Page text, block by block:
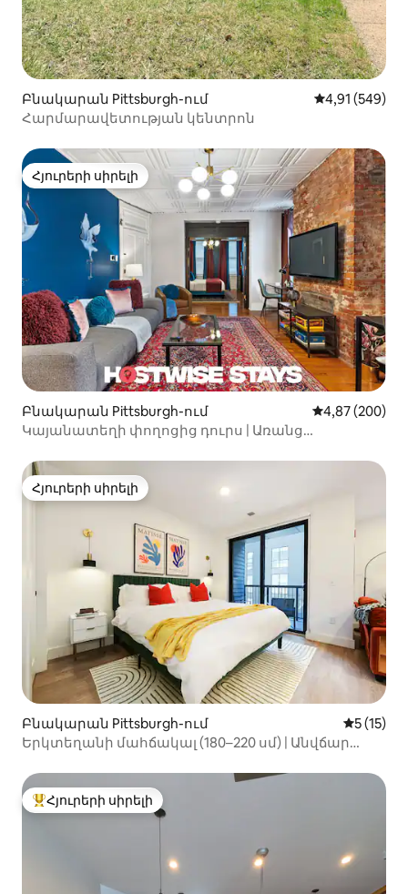
Բնակարան Pittsburgh-ում Միջին
4,91 (549)
Հարմարավետության կենտրոն
Հյուրերի սիրելի
Հյուրերի սիրելի
Բնակարան Pittsburgh-ում Միջին
4,87 (200)
Կայանատեղի փողոցից դուրս | Առանց
Հյուրերի սիրելի
Հյուրերի սիրելի
Բնակարան Pittsburgh-ում Միջին
5 (15)
Երկտեղանի մահճակալ (180–220 սմ) | Անվճար
Հյուրերի սիրելի լավագույն տները
Հյուրերի սիրելի